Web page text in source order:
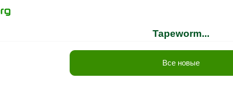
Tapeworm...
Все новые